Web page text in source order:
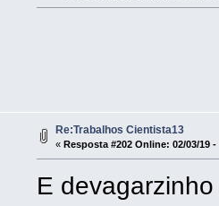
Re:Trabalhos Cientista13
« Resposta #202 Online: 02/03/19
E